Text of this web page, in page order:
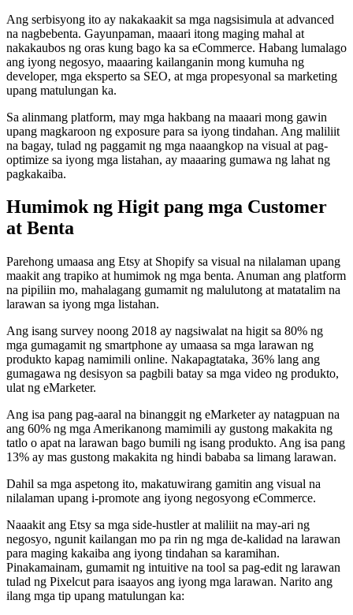
Ang serbisyong ito ay nakakaakit sa mga nagsisimula at advanced
na nagbebenta. Gayunpaman, maaari itong maging mahal at
nakakaubos ng oras kung bago ka sa eCommerce. Habang lumalago
ang iyong negosyo, maaaring kailanganin mong kumuha ng
developer, mga eksperto sa SEO, at mga propesyonal sa marketing
upang matulungan ka.
Sa alinmang platform, may mga hakbang na maaari mong gawin
upang magkaroon ng exposure para sa iyong tindahan. Ang maliliit
na bagay, tulad ng paggamit ng mga naaangkop na visual at pag-
optimize sa iyong mga listahan, ay maaaring gumawa ng lahat ng
pagkakaiba.
Humimok ng Higit pang mga Customer
at Benta
Parehong umaasa ang Etsy at Shopify sa visual na nilalaman upang
maakit ang trapiko at humimok ng mga benta. Anuman ang platform
na pipiliin mo, mahalagang gumamit ng malulutong at matatalim na
larawan sa iyong mga listahan.
Ang isang survey noong 2018 ay nagsiwalat na higit sa 80% ng
mga gumagamit ng smartphone ay umaasa sa mga larawan ng
produkto kapag namimili online. Nakapagtataka, 36% lang ang
gumagawa ng desisyon sa pagbili batay sa mga video ng produkto,
ulat ng eMarketer.
Ang isa pang pag-aaral na binanggit ng eMarketer ay natagpuan na
ang 60% ng mga Amerikanong mamimili ay gustong makakita ng
tatlo o apat na larawan bago bumili ng isang produkto. Ang isa pang
13% ay mas gustong makakita ng hindi bababa sa limang larawan.
Dahil sa mga aspetong ito, makatuwirang gamitin ang visual na
nilalaman upang i-promote ang iyong negosyong eCommerce.
Naaakit ang Etsy sa mga side-hustler at maliliit na may-ari ng
negosyo, ngunit kailangan mo pa rin ng mga de-kalidad na larawan
para maging kakaiba ang iyong tindahan sa karamihan.
Pinakamainam, gumamit ng intuitive na tool sa pag-edit ng larawan
tulad ng Pixelcut para isaayos ang iyong mga larawan. Narito ang
ilang mga tip upang matulungan ka: